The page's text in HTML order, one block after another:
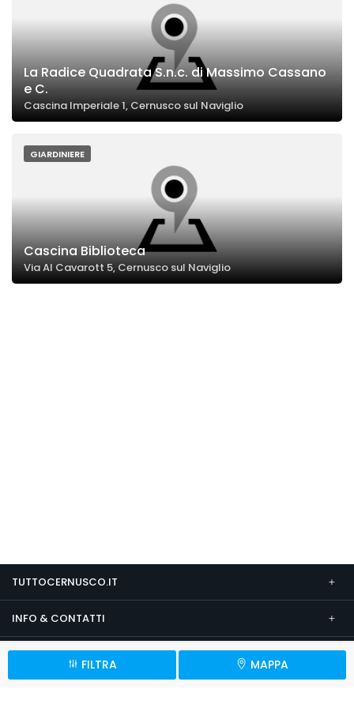
La Radice Quadrata S.n.c. di Massimo Cassano
e C.
Cascina Imperiale 1, Cernusco sul Naviglio
GIARDINIERE
Cascina Biblioteca
Via Al Cavarott 5, Cernusco sul Naviglio
FILTRA MAPPA
TUTTOCERNUSCO.IT
INFO & CONTATTI
SEGUICI SU